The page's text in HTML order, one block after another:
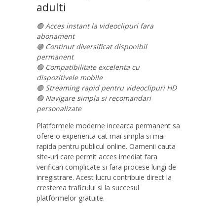
adulti
🟢 Acces instant la videoclipuri fara
abonament
🟢 Continut diversificat disponibil
permanent
🟢 Compatibilitate excelenta cu
dispozitivele mobile
🟢 Streaming rapid pentru videoclipuri HD
🟢 Navigare simpla si recomandari
personalizate
Platformele moderne incearca permanent sa
ofere o experienta cat mai simpla si mai
rapida pentru publicul online. Oamenii cauta
site-uri care permit acces imediat fara
verificari complicate si fara procese lungi de
inregistrare. Acest lucru contribuie direct la
cresterea traficului si la succesul
platformelor gratuite.